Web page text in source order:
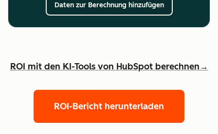
Daten zur Berechnung hinzufügen
ROI mit den KI-Tools von HubSpot berechnen→
ROI-Bericht herunterladen